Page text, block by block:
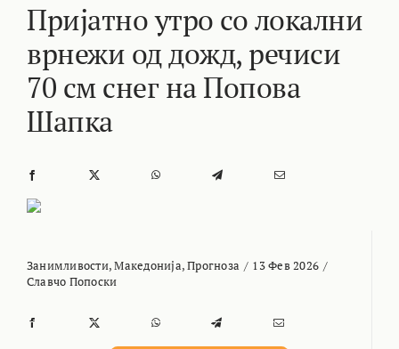
КОНТАКТ
Пријатно утро со локални
врнежи од дожд, речиси
70 cм снег на Попова
Шапка
Занимливости,Македонија,Прогноза / 13 Фев 2026 /
Славчо Попоски